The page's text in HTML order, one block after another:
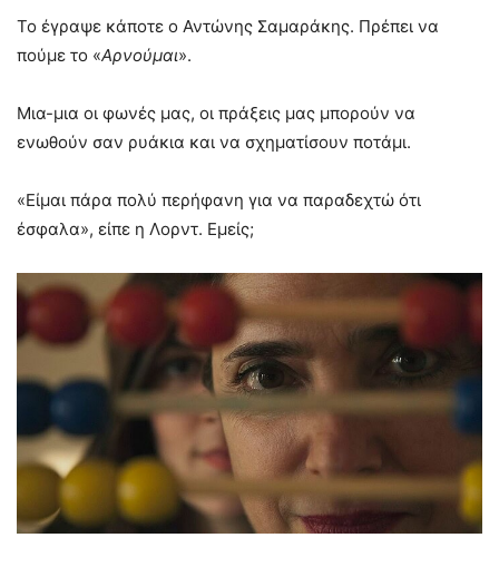
Το έγραψε κάποτε ο Αντώνης Σαμαράκης. Πρέπει να
πούμε το «Αρνούμαι».
Μια-μια οι φωνές μας, οι πράξεις μας μπορούν να
ενωθούν σαν ρυάκια και να σχηματίσουν ποτάμι.
«Είμαι πάρα πολύ περήφανη για να παραδεχτώ ότι
έσφαλα», είπε η Λορντ. Εμείς;